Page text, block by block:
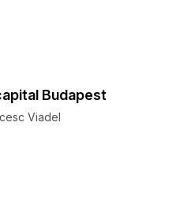
Budapest
Viadel